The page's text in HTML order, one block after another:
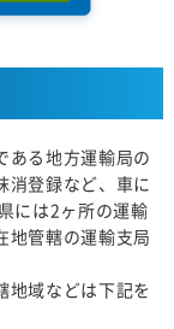
ある地方運輸局の
消登録など、車に
には2ヶ所の運輸
地管轄の運輸支局
地域などは下記を